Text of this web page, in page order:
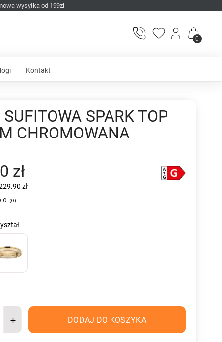
wysyłka od 199zl
0
Kontakt
SPARK TOP
CHROMOWANA
zł
zł
(0)
DODAJ DO KOSZYKA